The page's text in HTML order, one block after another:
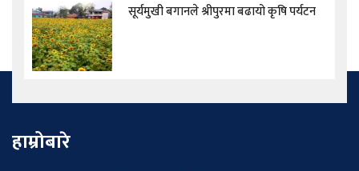
सूर्यमुखी बगानले श्रीपुरमा बढायो कृषि पर्यटन
हाम्रोबारे